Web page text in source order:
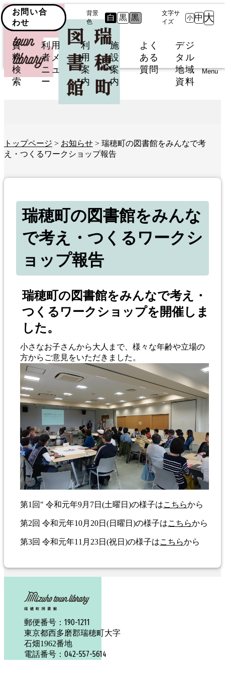
お問い合
わせ
背景
色
白 黒 黒
文字サ
イズ
小 中 大
資
料
検
索
利用
者メ
ニュ
ー
利
用
案
内
施
設
案
内
よく
ある
質問
デジ
タル
地域
資料
Menu
トップページ > お知らせ > 瑞穂町の図書館をみんなで考
え・つくるワークショップ報告
瑞穂町の図書館をみんな
で考え・つくるワークシ
ョップ報告
瑞穂町の図書館をみんなで考え・
つくるワークショップを開催しま
した。
小さなお子さんから大人まで、様々な年齢や立場の
方からご意見をいただきました。
第1回" 令和元年9月7日(土曜日)の様子はこちらから
第2回 令和元年10月20日(日曜日)の様子はこちらから
第3回 令和元年11月23日(祝日)の様子はこちらから
郵便番号： 190-1211
東京都西多磨郡瑞穂町大字
石畑1962番地
電話番号： 042-557-5614